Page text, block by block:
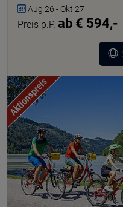
Aug 26 - Okt 27
Preis p.P. ab € 594,-